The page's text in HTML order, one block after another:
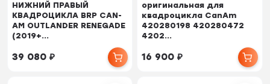
НИЖНИЙ ПРАВЫЙ
КВАДРОЦИКЛА BRP CAN-
AM OUTLANDER RENEGADE
(2019+...
39 080₽
оригинальная для
квадроцикла CanAm
420280198 420280472
4202...
16 900₽